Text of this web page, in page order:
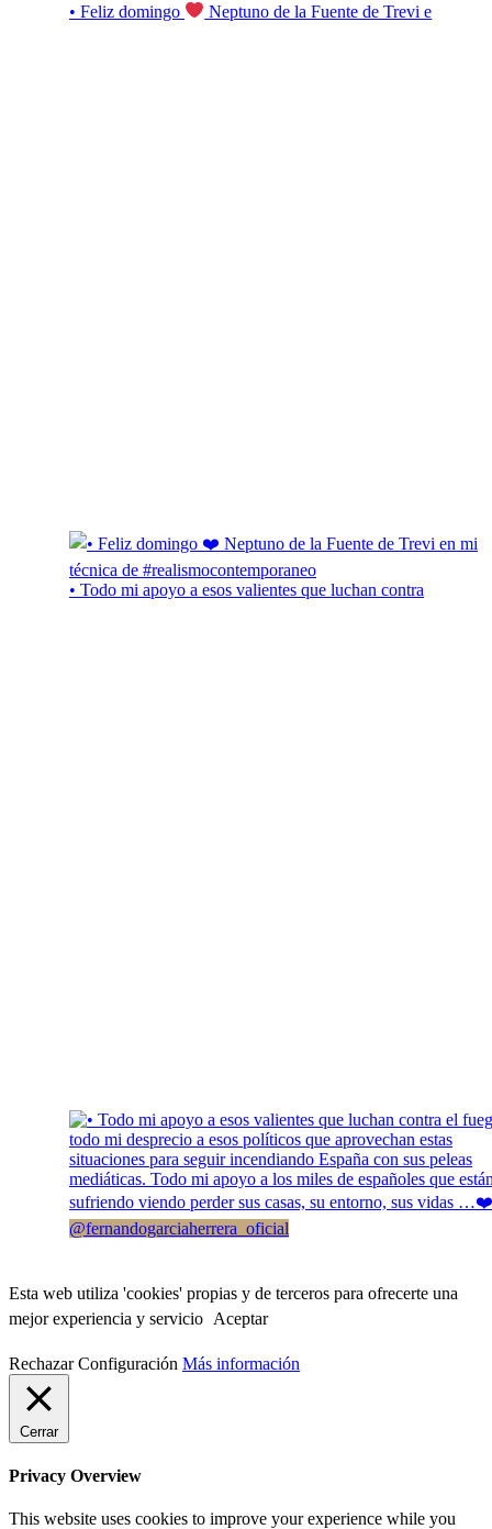
• Feliz domingo Neptuno de la Fuente de Trevi e
• Todo mi apoyo a esos valientes que luchan contra
@fernandogarciaherrera_oficial
Esta web utiliza 'cookies' propias y de terceros para ofrecerte una
mejor experiencia y servicio Aceptar
Rechazar Configuración Más información
Cerrar
Privacy Overview
This website uses cookies to improve your experience while you